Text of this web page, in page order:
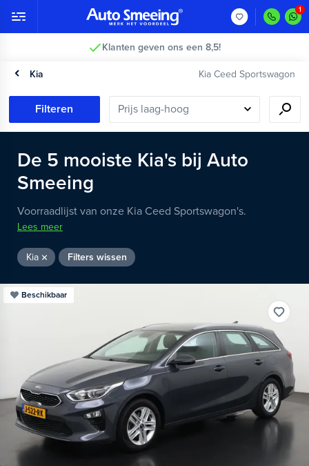
Klanten geven ons een 8,5!
Kia Kia Ceed Sportswagon
Filteren
De 5 mooiste Kia's bij Auto
Smeeing
Voorraadlijst van onze Kia Ceed Sportswagon's.
Lees meer
Kia Filters wissen
Beschikbaar